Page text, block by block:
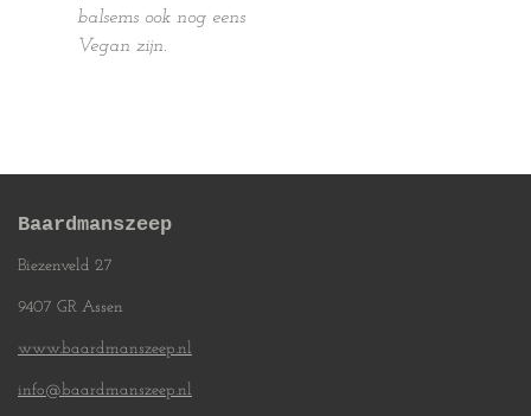
balsems ook nog eens
Vegan zijn.
Baardmanszeep
Biezenveld 27
9407 GR Assen
www.baardmanszeep.nl
info@baardmanszeep.nl